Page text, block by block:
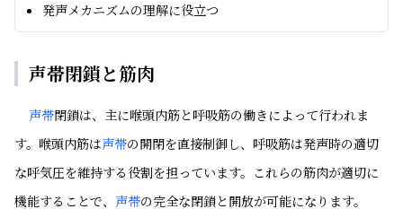
発声メカニズムの理解に役立つ
声帯閉鎖と筋肉
声帯閉鎖は、主に喉頭内筋と呼吸筋の働きによって行われま
す。喉頭内筋は声帯の開閉を直接制御し、呼吸筋は発声時の適切
な呼気圧を維持する役割を担っています。これらの筋肉が適切に
機能することで、 声帯の完全な閉鎖と開放が可能になります。